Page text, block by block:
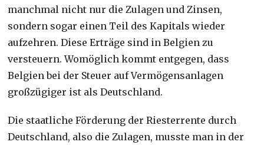
manchmal nicht nur die Zulagen und Zinsen,
sondern sogar einen Teil des Kapitals wieder
aufzehren. Diese Erträge sind in Belgien zu
versteuern. Womöglich kommt entgegen, dass
Belgien bei der Steuer auf Vermögensanlagen
großzügiger ist als Deutschland.
Die staatliche Förderung der Riesterrente durch
Deutschland, also die Zulagen, musste man in der